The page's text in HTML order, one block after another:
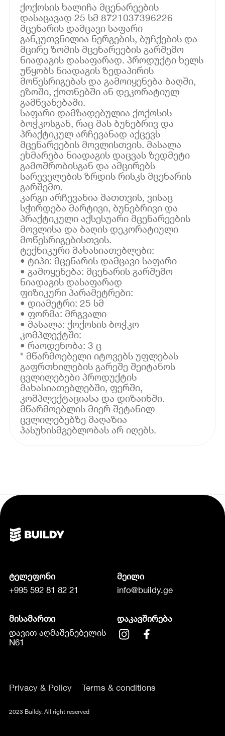
ქოქოსის ხალიჩა მცენარეების
დასაცავად 25 სმ 8721037396226
მცენარის დამცავი საფარი
განკუთვნილია ნერგების, ბუჩქების და
მცირე ზომის მცენარეების გარშემო
ნიადაგის დასაფარად. პროდუქტი ხელს
უწყობს ნიადაგის ზედაპირის
მოწესრიგებას და გამოიყენება ბაღში,
ეზოში, ქოთნებში ან დეკორატიულ
გამწვანებაში.
საფარი დამზადებულია ქოქოსის
ბოჭკოსგან, რაც მას ბუნებრივ და
პრაქტიკულ არჩევანად აქცევს
მცენარეების მოვლისთვის. მასალა
ეხმარება ნიადაგის დაცვას ზედმეტი
გამოშრობისგან და ამცირებს
სარეველების ზრდის რისკს მცენარის
გარშემო.
კარგი არჩევანია მათთვის, ვისაც
სჭირდება მარტივი, ბუნებრივი და
პრაქტიკული აქსესუარი მცენარეების
მოვლისა და ბაღის დეკორატიული
მოწესრიგებისთვის.
ტექნიკური მახასიათებლები:
• ტიპი: მცენარის დამცავი საფარი
• გამოყენება: მცენარის გარშემო
ნიადაგის დასაფარად
ფიზიკური პარამეტრები:
• დიამეტრი: 25 სმ
• ფორმა: მრგვალი
• მასალა: ქოქოსის ბოჭკო
კომპლექტში:
• რაოდენობა: 3 ც
* მწარმოებელი იტოვებს უფლებას
გაფრთხილების გარეშე შეიტანოს
ცვლილებები პროდუქტის
მახასიათებლებში, ფერში,
კომპლექტაციასა და დიზაინში.
მწარმოებლის მიერ შეტანილ
ცვლილებებზე მაღაზია
პასუხისმგებლობას არ იღებს.
ტელეფონი
+995 592 81 82 21
მეილი
info@buildy.ge
მისამართი
დავით აღმაშენებელის
N61
დაკავშირება
Privacy & Policy Terms & conditions
2023 Buildy. All right reserved